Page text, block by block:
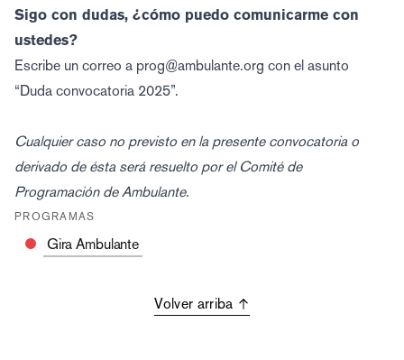
Sigo con dudas, ¿cómo puedo comunicarme con
ustedes?
Escribe un correo a prog@ambulante.org con el asunto
“Duda convocatoria 2025”.
Cualquier caso no previsto en la presente convocatoria o
derivado de ésta será resuelto por el Comité de
Programación de Ambulante.
PROGRAMAS
Gira Ambulante
Volver arriba